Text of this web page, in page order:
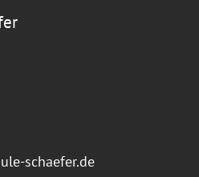
schaefer.de